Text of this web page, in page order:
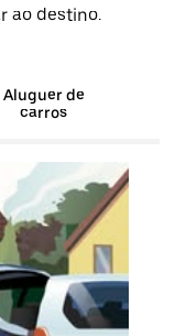
ao destino.
Aluguer de
carros